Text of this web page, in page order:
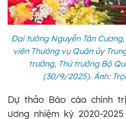
Đại tướng Nguyễn Tân
viên Thường vụ Quân ủy
trưởng, Thứ trưởng Bộ
(30/9/2025). Ảnh:
Dự thảo Báo cáo chính
ương nhiệm kỳ 2020-